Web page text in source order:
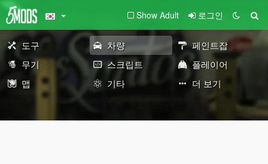
Show Adult 로그인
도구 차량
페인트잡
무기
스크립트
플레이어
맵
기타 더 보기